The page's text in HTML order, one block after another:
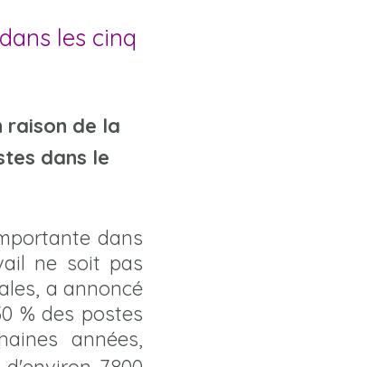
les cinq
raison de la
dans le
dans
ne soit pas
a annoncé
% des postes
années,